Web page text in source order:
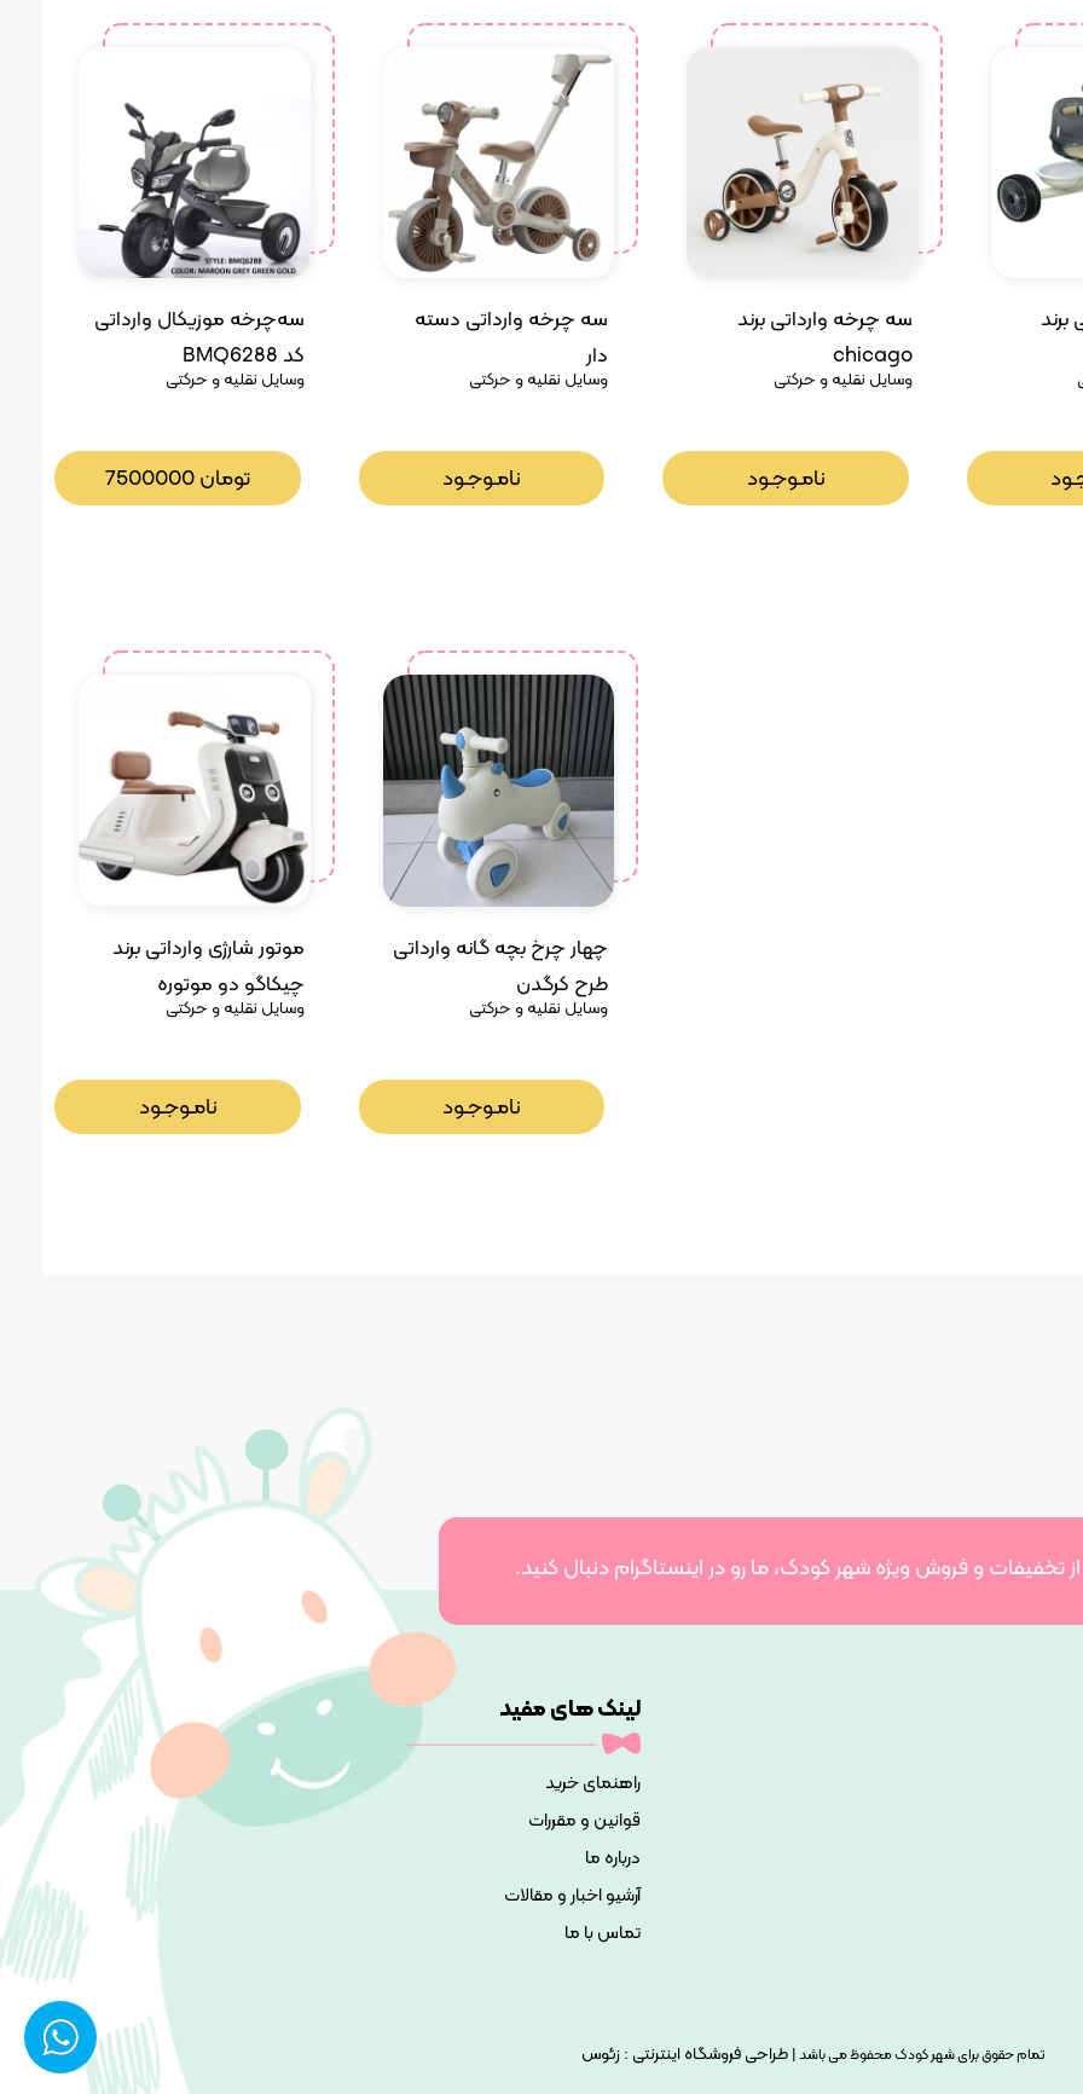
سه‌چرخه موزیکال وارداتی
کد BMQ6288
وسایل نقلیه و حرکتی
7500000تومان
سه چرخه وارداتی دسته
دار
وسایل نقلیه و حرکتی
نامـوجـود
سه چرخه وارداتی برند
chicago
وسایل نقلیه و حرکتی
نامـوجـود
موتور شارژی وارداتی برند
چیکاگو دو موتوره
وسایل نقلیه و حرکتی
نامـوجـود
چهار چرخ بچه گانه وارداتی
طرح کرگدن
وسایل نقلیه و حرکتی
نامـوجـود
از تخفیفات و فروش ویژه شهر کودک، ما رو در اینستاگرام دنبال کنید.
لینک های مفید
راهنمای خرید
قوانین و مقررات
درباره ما
آرشیو اخبار و مقالات
تماس با ما
تمام حقوق برای شهر کودک محفوظ می باشد | طراحی فروشگاه اینترنتی :زئوس